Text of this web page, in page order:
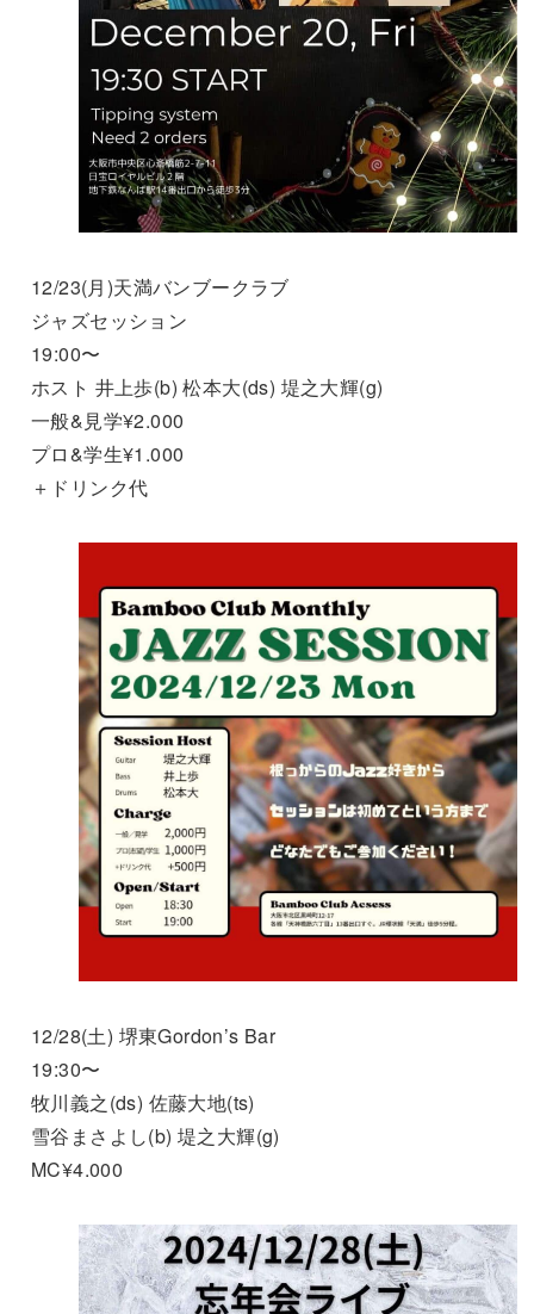
12/23(月)天満バンブークラブ
ジャズセッション
19:00〜
ホスト 井上歩(b) 松本大(ds) 堤之大輝(g)
一般&見学¥2.000
プロ&学生¥1.000
＋ドリンク代
12/28(土) 堺東Gordon’s Bar
19:30〜
牧川義之(ds) 佐藤大地(ts)
雪谷まさよし(b) 堤之大輝(g)
MC¥4.000